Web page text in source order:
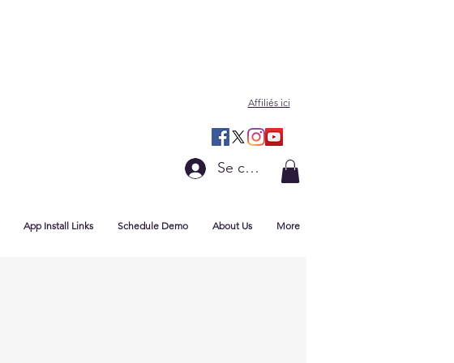
Affiliés ici
Se connecter
App Install Links Schedule Demo About Us More